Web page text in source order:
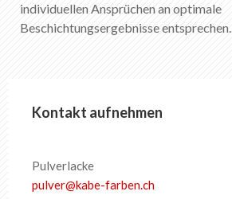
individuellen Ansprüchen an optimale
Beschichtungsergebnisse entsprechen.
Kontakt aufnehmen
Pulverlacke
pulver@kabe-farben.ch